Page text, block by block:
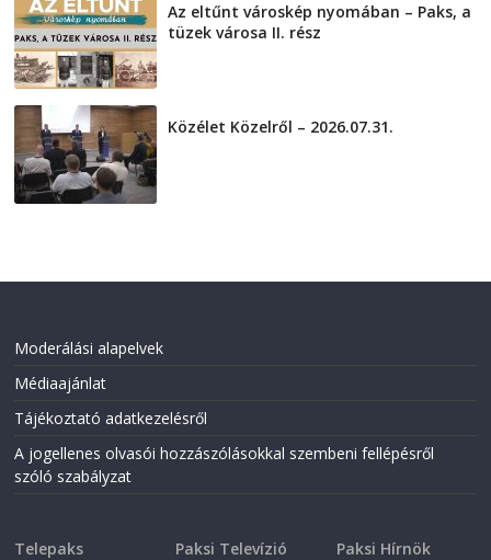
Az eltűnt városkép nyomában – Paks, a
tüzek városa II. rész
Közélet Közelről – 2026.07.31.
Moderálási alapelvek
Médiaajánlat
Tájékoztató adatkezelésről
A jogellenes olvasói hozzászólásokkal szembeni fellépésről
szóló szabályzat
Telepaks
Paksi Televízió Paksi Hírnök